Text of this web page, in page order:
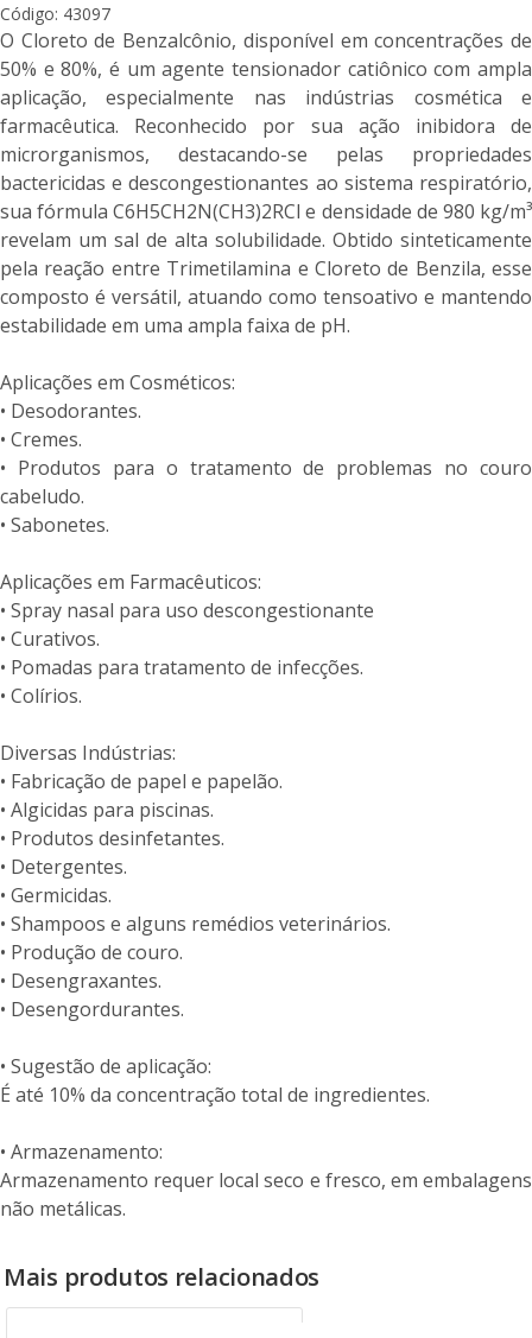
Código: 43097
O Cloreto de Benzalcônio, disponível em concentrações de
50% e 80%, é um agente tensionador catiônico com ampla
aplicação, especialmente nas indústrias cosmética e
farmacêutica. Reconhecido por sua ação inibidora de
microrganismos, destacando-se pelas propriedades
bactericidas e descongestionantes ao sistema respiratório,
sua fórmula C6H5CH2N(CH3)2RCl e densidade de 980 kg/m³
revelam um sal de alta solubilidade. Obtido sinteticamente
pela reação entre Trimetilamina e Cloreto de Benzila, esse
composto é versátil, atuando como tensoativo e mantendo
estabilidade em uma ampla faixa de pH.
Aplicações em Cosméticos:
• Desodorantes.
• Cremes.
• Produtos para o tratamento de problemas no couro
cabeludo.
• Sabonetes.
Aplicações em Farmacêuticos:
• Spray nasal para uso descongestionante
• Curativos.
• Pomadas para tratamento de infecções.
• Colírios.
Diversas Indústrias:
• Fabricação de papel e papelão.
• Algicidas para piscinas.
• Produtos desinfetantes.
• Detergentes.
• Germicidas.
• Shampoos e alguns remédios veterinários.
• Produção de couro.
• Desengraxantes.
• Desengordurantes.
• Sugestão de aplicação:
É até 10% da concentração total de ingredientes.
• Armazenamento:
Armazenamento requer local seco e fresco, em embalagens
não metálicas.
Mais produtos relacionados